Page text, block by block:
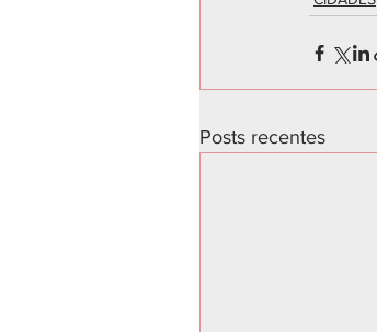
Posts recentes